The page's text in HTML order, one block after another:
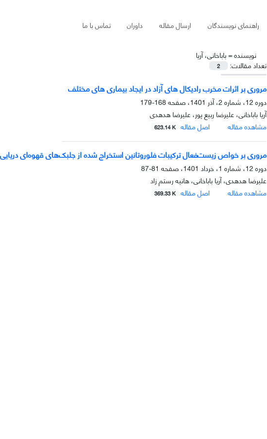
راهنمای نویسندگان ارسال مقاله داوران تماس با ما
نویسنده =باباخانی، آریا
تعداد مقالات:
2
مروری بر اثرات مخرب رادیکال های آزاد در ایجاد بیماری های مختلف
دوره 12، شماره 2، آذر 1401، صفحه
168-179
آریا باباخانی، علیرضا ربیع پور، علیرضا هدهدی
مشاهده مقاله
اصل مقاله 623.14 K
مروری بر خواص زیست‌فعال ترکیبات فلوروتانین‌ استخراج شده از جلبک‌های قهوه‌ای دریایی
دوره 12، شماره 1، خرداد 1401، صفحه
81-87
علیرضا هدهدی، آریا باباخانی، هانیه رستم زاد
مشاهده مقاله
اصل مقاله 369.33 K